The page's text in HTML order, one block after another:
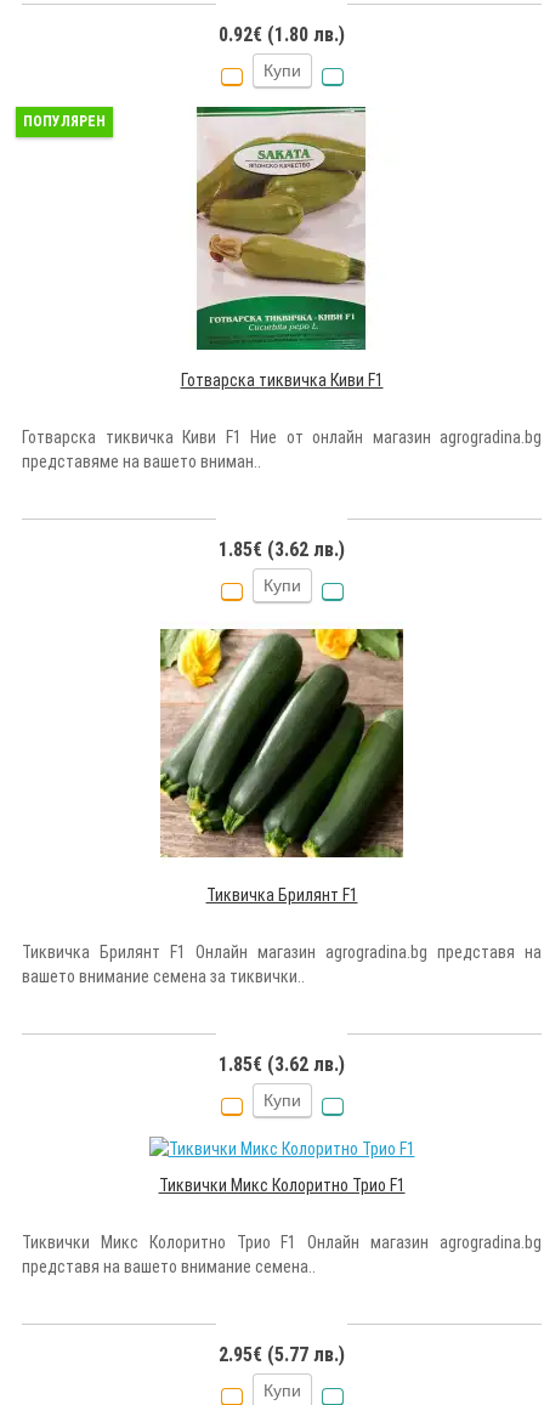
0.92€ (1.80 лв.)
Купи
ПОПУЛЯРЕН
Готварска тиквичка Киви F1
Готварска тиквичка Киви F1 Ние от онлайн магазин agrogradina.bg
представяме на вашето вниман..
1.85€ (3.62 лв.)
Купи
Тиквичка Брилянт F1
Тиквичка Брилянт F1 Oнлайн магазин agrogradina.bg представя на
вашето внимание семена за тиквички..
1.85€ (3.62 лв.)
Купи
Тиквички Микс Колоритно Трио F1
Тиквички Микс Колоритно Трио F1 Oнлайн магазин agrogradina.bg
представя на вашето внимание семена..
2.95€ (5.77 лв.)
Купи